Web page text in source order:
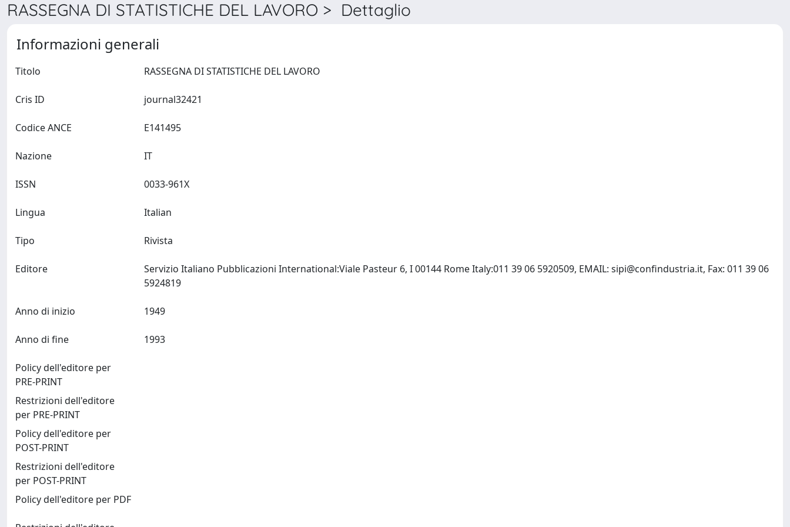
RASSEGNA DI STATISTICHE DEL LAVORO > Dettaglio
Informazioni generali
Titolo
Cris ID
Codice ANCE
Nazione
ISSN
Lingua
Tipo Rivista
Editore Servizio Italiano Pubblicazioni International:Viale Pasteur 6, I 00144 Rome Italy:011 39 06 5920509, EMAIL: sipi@confindustria.it, Fax: 011 39 06
Anno di inizio
Anno di fine
Policy dell'editore per
PRE-PRINT
Restrizioni dell'editore
per PRE-PRINT
Policy dell'editore per
POST-PRINT
Restrizioni dell'editore
per POST-PRINT
Policy dell'editore per PDF